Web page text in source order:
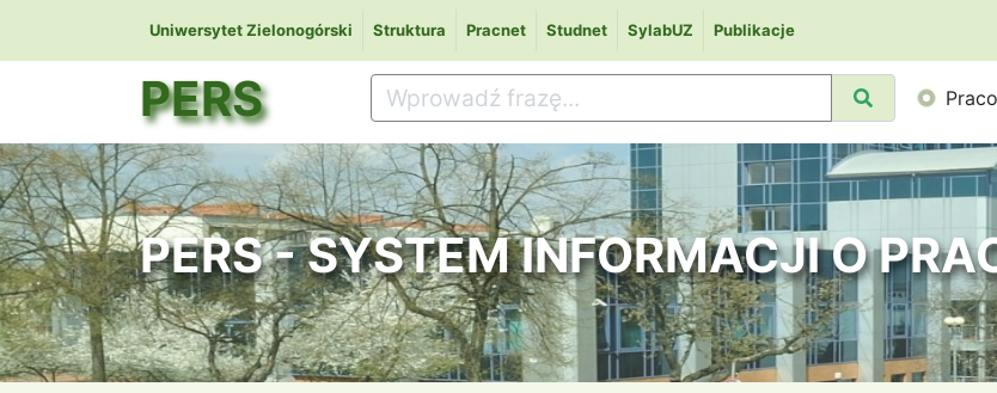
Uniwersytet Zielonogórski Struktura Pracnet Studnet SylabUZ Publikacje
PERS
PERS - SYSTEM INFORMACJI O